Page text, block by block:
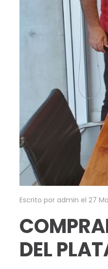
Escrito por admin el 27
DEL